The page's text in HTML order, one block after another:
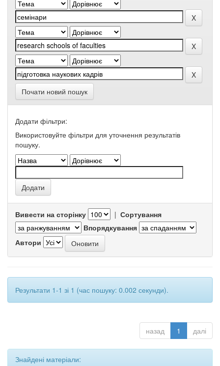
Почати новий пошук
Додати фільтри:
Використовуйте фільтри для уточнення результатів
пошуку.
Вивести на сторінку | Сортування
Впорядкування
Автори
Результати 1-1 зі 1 (час пошуку: 0.002 секунди).
назад 1 далі
Знайдені матеріали: